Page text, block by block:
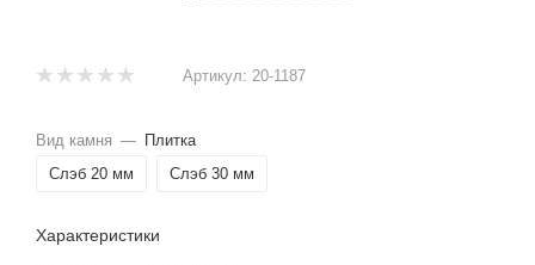
Артикул: 20-1187
Вид камня — Плитка
Слэб 20 мм
Слэб 30 мм
Характеристики